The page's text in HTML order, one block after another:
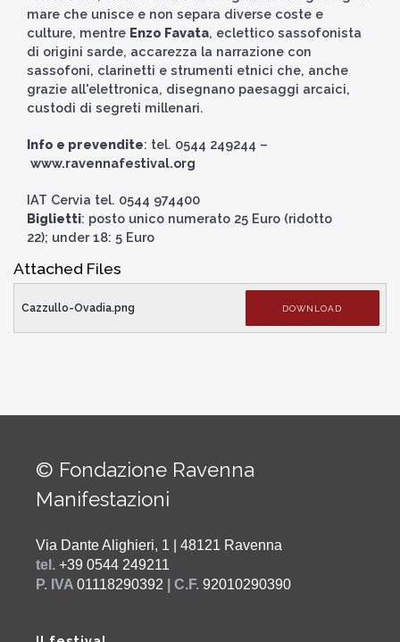
mare che unisce e non separa diverse coste e
culture, mentre Enzo Favata, eclettico sassofonista
di origini sarde, accarezza la narrazione con
sassofoni, clarinetti e strumenti etnici che, anche
grazie all'elettronica, disegnano paesaggi arcaici,
custodi di segreti millenari.
Info e prevendite: tel. 0544 249244 –
www.ravennafestival.org
IAT Cervia tel. 0544 974400
Biglietti: posto unico numerato 25 Euro (ridotto
22); under 18: 5 Euro
Attached Files
Cazzullo-Ovadia.png DOWNLOAD
© Fondazione Ravenna
Manifestazioni
Via Dante Alighieri, 1 | 48121 Ravenna
tel. +39 0544 249211
P. IVA 01118290392 | C.F. 92010290390